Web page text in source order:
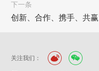
下一条
创新、合作、携手、共
关注我们：